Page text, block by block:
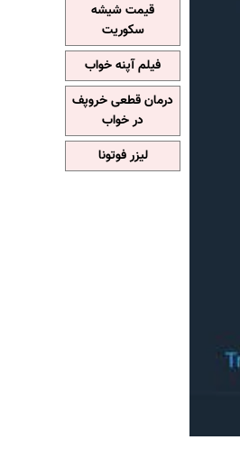
قیمت شیشه
سکوریت
فیلم آپنه خواب
درمان قطعی خروپف
در خواب
لیزر فوتونا